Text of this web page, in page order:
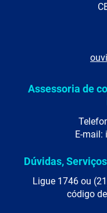
Assessoria de
E-mail:
Dúvidas,
Ligue 1746 ou
código